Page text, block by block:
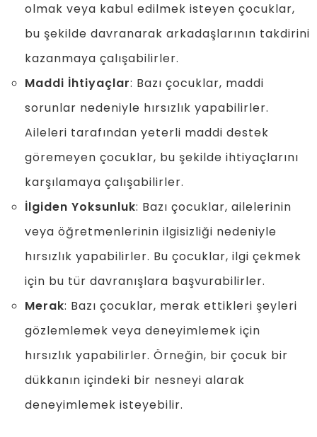
olmak veya kabul edilmek isteyen çocuklar,
bu şekilde davranarak arkadaşlarının takdirini
kazanmaya çalışabilirler.
Maddi İhtiyaçlar: Bazı çocuklar, maddi
sorunlar nedeniyle hırsızlık yapabilirler.
Aileleri tarafından yeterli maddi destek
göremeyen çocuklar, bu şekilde ihtiyaçlarını
karşılamaya çalışabilirler.
İlgiden Yoksunluk: Bazı çocuklar, ailelerinin
veya öğretmenlerinin ilgisizliği nedeniyle
hırsızlık yapabilirler. Bu çocuklar, ilgi çekmek
için bu tür davranışlara başvurabilirler.
Merak: Bazı çocuklar, merak ettikleri şeyleri
gözlemlemek veya deneyimlemek için
hırsızlık yapabilirler. Örneğin, bir çocuk bir
dükkanın içindeki bir nesneyi alarak
deneyimlemek isteyebilir.